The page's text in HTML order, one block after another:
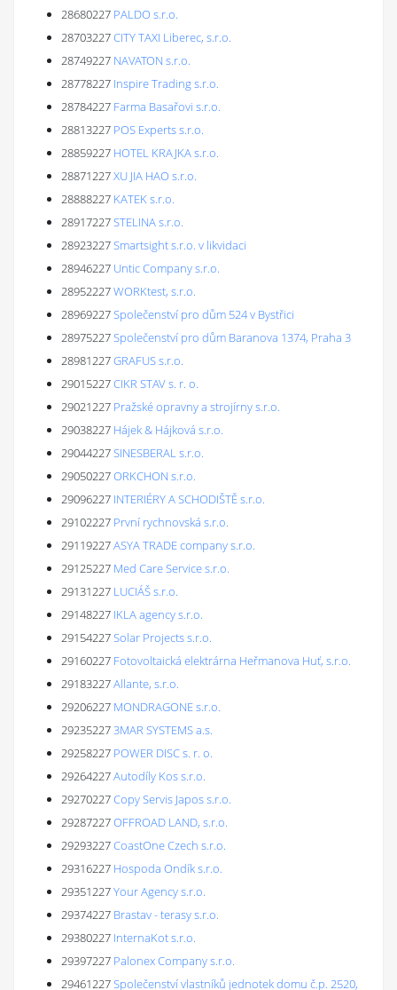
28680227 PALDO s.r.o.
28703227CITY TAXI Liberec, s.r.o.
28749227 NAVATON s.r.o.
28778227 Inspire Trading s.r.o.
28784227 Farma Basařovi s.r.o.
28813227 POS Experts s.r.o.
28859227 HOTEL KRAJKA s.r.o.
28871227XU JIA HAO s.r.o.
28888227 KATEK s.r.o.
28917227STELINA s.r.o.
28923227Smartsight s.r.o. v likvidaci
28946227 Untic Company s.r.o.
28952227WORKtest, s.r.o.
28969227Společenství pro dům 524 v Bystřici
28975227Společenství pro dům Baranova 1374, Praha 3
28981227GRAFUS s.r.o.
29015227CIKR STAV s. r. o.
29021227 Pražské opravny a strojírny s.r.o.
29038227 Hájek & Hájková s.r.o.
29044227SINESBERAL s.r.o.
29050227ORKCHON s.r.o.
29096227 INTERIÉRY A SCHODIŠTĚ s.r.o.
29102227 První rychnovská s.r.o.
29119227ASYA TRADE company s.r.o.
29125227 Med Care Service s.r.o.
29131227 LUCIÁŠ s.r.o.
29148227 IKLA agency s.r.o.
29154227Solar Projects s.r.o.
29160227 Fotovoltaická elektrárna Heřmanova Huť, s.r.o.
29183227Allante, s.r.o.
29206227 MONDRAGONE s.r.o.
292352273MAR SYSTEMS a.s.
29258227 POWER DISC s. r. o.
29264227Autodíly Kos s.r.o.
29270227Copy Servis Japos s.r.o.
29287227OFFROAD LAND, s.r.o.
29293227CoastOne Czech s.r.o.
29316227 Hospoda Ondík s.r.o.
29351227Your Agency s.r.o.
29374227 Brastav - terasy s.r.o.
29380227 InternaKot s.r.o.
29397227 Palonex Company s.r.o.
29461227Společenství vlastníků jednotek domu č.p. 2520,